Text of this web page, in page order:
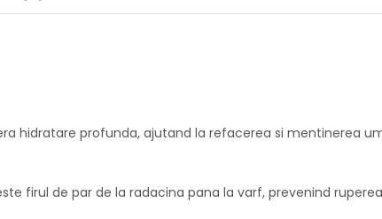
hidratare profunda, ajutand la refacerea si mentinerea
firul de par de la radacina pana la varf, prevenind